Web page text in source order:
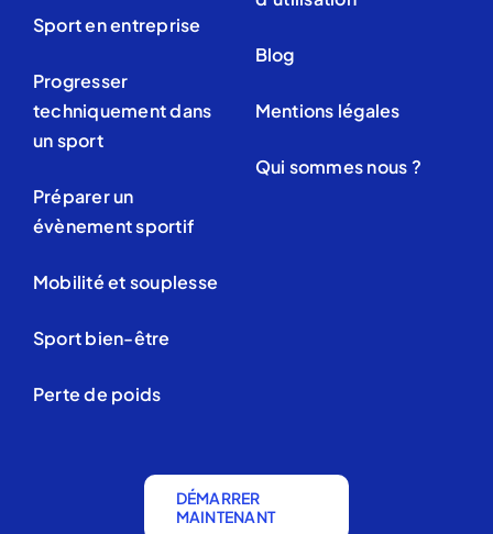
Sport en entreprise
Progresser
techniquement dans
un sport
Préparer un
évènement sportif
Mobilité et souplesse
Sport bien-être
Perte de poids
Blog
Mentions légales
Qui sommes nous ?
DÉMARRER
MAINTENANT